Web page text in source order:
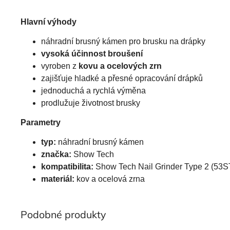
Hlavní výhody
náhradní brusný kámen pro brusku na drápky
vysoká účinnost broušení
vyroben z kovu a ocelových zrn
zajišťuje hladké a přesné opracování drápků
jednoduchá a rychlá výměna
prodlužuje životnost brusky
Parametry
typ: náhradní brusný kámen
značka: Show Tech
kompatibilita: Show Tech Nail Grinder Type 2
materiál: kov a ocelová zrna